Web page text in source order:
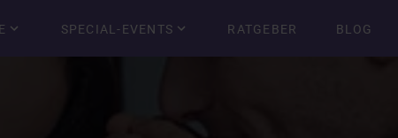
SPECIAL-EVENTS RATGEBER BLOG